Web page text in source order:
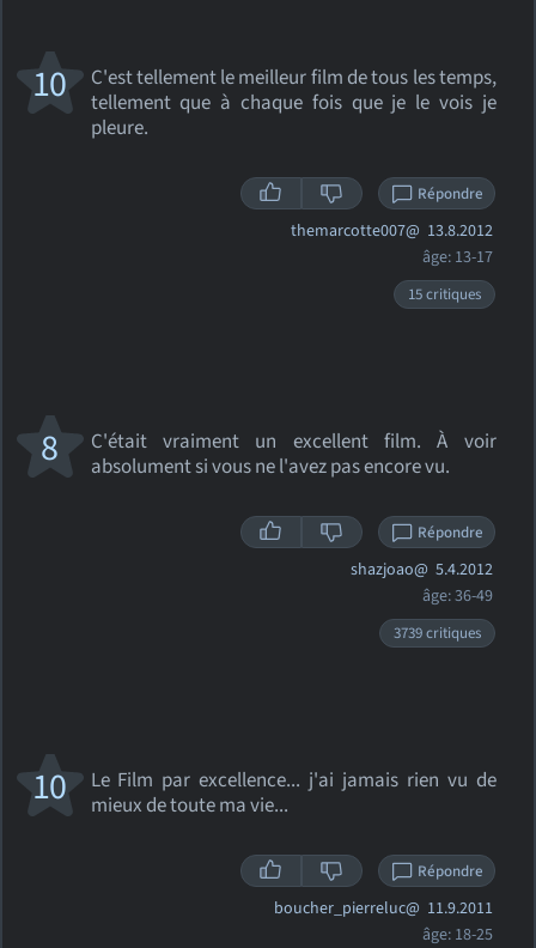
C'est tellement le meilleur film de tous les temps,
tellement que à chaque fois que je le vois je
pleure.
10
Répondre
themarcotte007@ 13.8.2012
âge: 13-17
15 critiques
C'était vraiment un excellent film. À voir
absolument si vous ne l'avez pas encore vu.
8
Répondre
shazjoao@ 5.4.2012
âge: 36-49
3739 critiques
Le Film par excellence... j'ai jamais rien vu de
mieux de toute ma vie...
10
Répondre
boucher_pierreluc@ 11.9.2011
âge: 18-25